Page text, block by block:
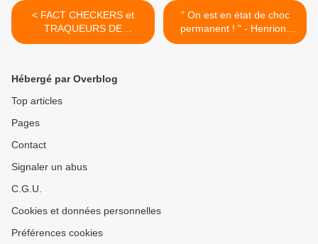
< FACT CHECKERS et
TRAQUEURS DE
COMPLOTISTES :
" On est en état de choc
permanent ! " - Henrion-
Caude/Marian >
Hébergé par Overblog
Top articles
Pages
Contact
Signaler un abus
C.G.U.
Cookies et données personnelles
Préférences cookies